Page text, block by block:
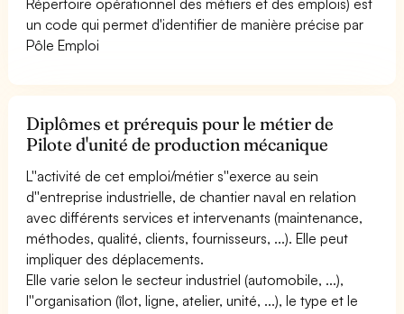
un code qui permet d'identifier de manière précise par
Pôle Emploi
Diplômes et prérequis pour le métier de
Pilote d'unité de production mécanique
L''activité de cet emploi/métier s''exerce au sein
d''entreprise industrielle, de chantier naval en relation
avec différents services et intervenants (maintenance,
méthodes, qualité, clients, fournisseurs, ...). Elle peut
impliquer des déplacements.
Elle varie selon le secteur industriel (automobile, ...),
l''organisation (îlot, ligne, atelier, unité, ...), le type et le